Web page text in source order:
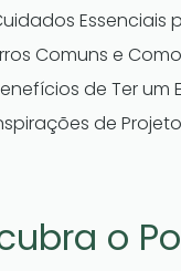
Essenciais
Comuns e
de Ter um
de
o